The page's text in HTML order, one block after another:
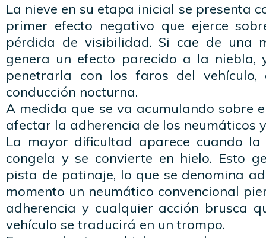
La nieve en su etapa inicial se presenta
primer efecto negativo que ejerce
pérdida de visibilidad. Si cae de una
genera un efecto parecido a la niebla,
penetrarla con los faros del vehículo,
conducción nocturna.
A medida que se va acumulando sobre
afectar la adherencia de los neumáticos
La mayor dificultad aparece cuando
congela y se convierte en hielo. Esto
pista de patinaje, lo que se denomina
momento un neumático convencional
adherencia y cualquier acción brusca
vehículo se traducirá en un trompo.